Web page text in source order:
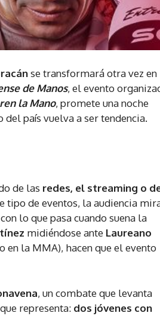
se transformará otra vez en
de Manos, el evento
la Mano, promete una noche
país vuelva a ser tendencia.
de las redes, el streaming o
tipo de eventos, la audiencia
lo que pasa cuando suena la
midiéndose ante Laureano
en la MMA), hacen que el evento
, un combate que levanta
representa: dos jóvenes con